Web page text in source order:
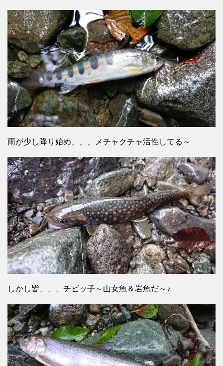
雨が少し降り始め、、、メチャクチャ活性してる～
しかし皆、、、チビッ子～山女魚＆岩魚だ～♪